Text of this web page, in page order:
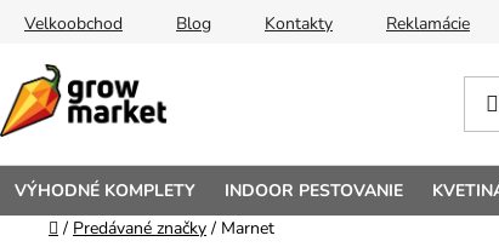
Prejsť na obsah
Velkoobchod Blog Kontakty Reklamácie
VÝHODNÉ KOMPLETY INDOOR PESTOVANIE
Domov
/ Predávané značky / Marnet